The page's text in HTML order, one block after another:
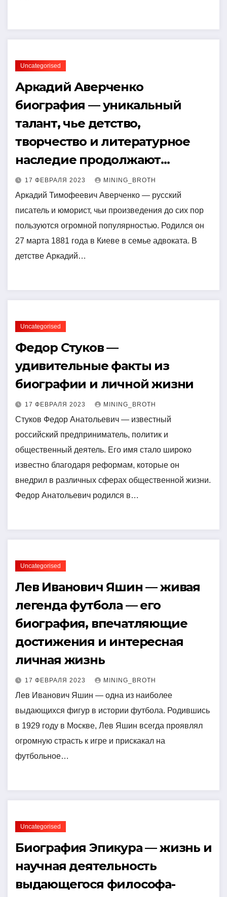
Uncategorised
Аркадий Аверченко
биография — уникальный
талант, чье детство,
творчество и литературное
наследие продолжают
восхищать миллионы
17 ФЕВРАЛЯ 2023 MINING_BROTH
Аркадий Тимофеевич Аверченко — русский
писатель и юморист, чьи произведения до сих пор
пользуются огромной популярностью. Родился он
27 марта 1881 года в Киеве в семье адвоката. В
детстве Аркадий…
Uncategorised
Федор Стуков —
удивительные факты из
биографии и личной жизни
17 ФЕВРАЛЯ 2023 MINING_BROTH
Стуков Федор Анатольевич — известный
российский предприниматель, политик и
общественный деятель. Его имя стало широко
известно благодаря реформам, которые он
внедрил в различных сферах общественной жизни.
Федор Анатольевич родился в…
Uncategorised
Лев Иванович Яшин — живая
легенда футбола — его
биография, впечатляющие
достижения и интересная
личная жизнь
17 ФЕВРАЛЯ 2023 MINING_BROTH
Лев Иванович Яшин — одна из наиболее
выдающихся фигур в истории футбола. Родившись
в 1929 году в Москве, Лев Яшин всегда проявлял
огромную страсть к игре и прискакал на
футбольное…
Uncategorised
Биография Эпикура — жизнь и
научная деятельность
выдающегося философа-